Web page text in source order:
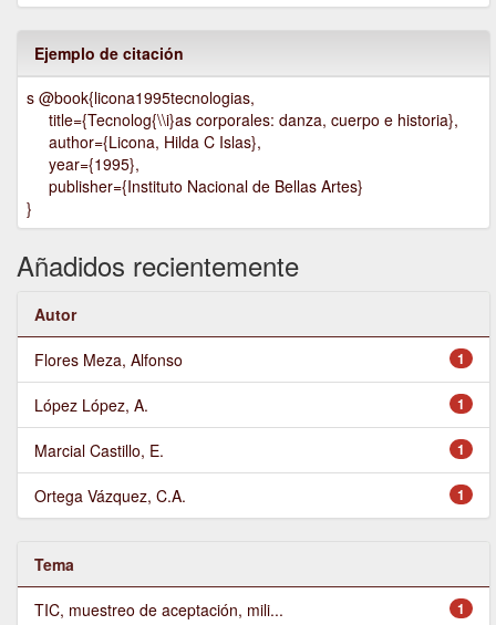
Ejemplo de citación
s @book{licona1995tecnologias,
title={Tecnolog{\\i}as corporales: danza, cuerpo e historia},
author={Licona, Hilda C Islas},
year={1995},
publisher={Instituto Nacional de Bellas Artes}
}
Añadidos recientemente
Autor
1
Flores Meza, Alfonso
1
López López, A.
1
Marcial Castillo, E.
1
Ortega Vázquez, C.A.
Tema
1
TIC, muestreo de aceptación, mili...